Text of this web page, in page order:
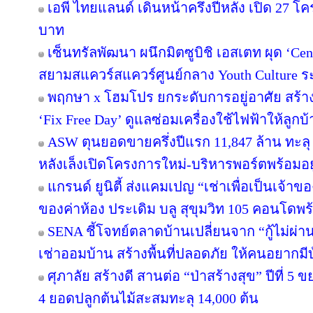
เอพี ไทยแลนด์ เดินหน้าครึ่งปีหลัง เปิด 27 โ
บาท
เซ็นทรัลพัฒนา ผนึกมิตซูบิชิ เอสเตท ผุด
สยามสแควร์สแควร์ศูนย์กลาง Youth Culture
พฤกษา x โฮมโปร ยกระดับการอยู่อาศัย สร้าง
‘Fix Free Day’ ดูแลซ่อมเครื่องใช้ไฟฟ้าให้ลูก
ASW ตุนยอดขายครึ่งปีแรก 11,847 ล้าน ทะ
หลังเล็งเปิดโครงการใหม่-บริหารพอร์ตพร้อม
แกรนด์ ยูนิตี้ ส่งแคมเปญ “เช่าเพื่อเป็นเจ้าข
ของค่าห้อง ประเดิม บลู สุขุมวิท 105 คอนโดพ
SENA ชี้โจทย์ตลาดบ้านเปลี่ยนจาก “กู้ไม่ผ่า
เช่าออมบ้าน สร้างพื้นที่ปลอดภัย ให้คนอยากมี
ศุภาลัย สร้างดี สานต่อ “ป่าสร้างสุข” ปีที่ 5
4 ยอดปลูกต้นไม้สะสมทะลุ 14,000 ต้น